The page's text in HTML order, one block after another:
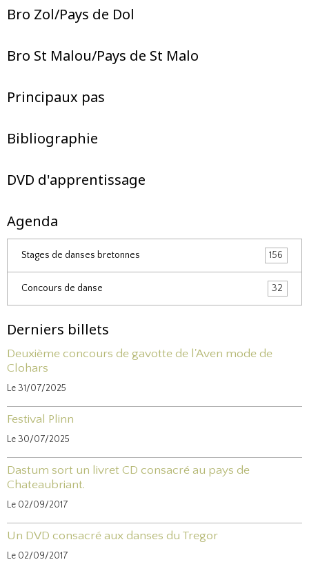
Bro Zol/Pays de Dol
Bro St Malou/Pays de St Malo
Principaux pas
Bibliographie
DVD d'apprentissage
Agenda
Stages de danses bretonnes 156
Concours de danse 32
Derniers billets
Deuxième concours de gavotte de l'Aven mode de
Clohars
Le 31/07/2025
Festival Plinn
Le 30/07/2025
Dastum sort un livret CD consacré au pays de
Chateaubriant.
Le 02/09/2017
Un DVD consacré aux danses du Tregor
Le 02/09/2017